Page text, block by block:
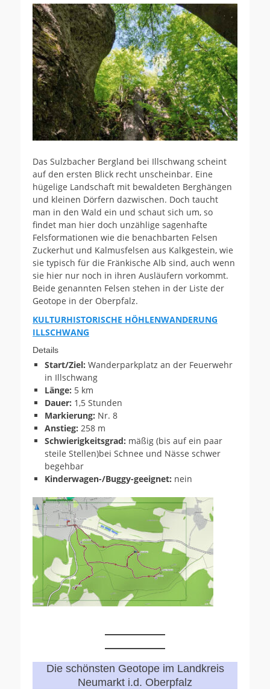
Das Sulzbacher Bergland bei Illschwang scheint
auf den ersten Blick recht unscheinbar. Eine
hügelige Landschaft mit bewaldeten Berghängen
und kleinen Dörfern dazwischen. Doch taucht
man in den Wald ein und schaut sich um, so
findet man hier doch unzählige sagenhafte
Felsformationen wie die benachbarten Felsen
Zuckerhut und Kalmusfelsen aus Kalkgestein, wie
sie typisch für die Fränkische Alb sind, auch wenn
sie hier nur noch in ihren Ausläufern vorkommt.
Beide genannten Felsen stehen in der Liste der
Geotope in der Oberpfalz.
KULTURHISTORISCHE HÖHLENWANDERUNG
ILLSCHWANG
Details
Start/Ziel: Wanderparkplatz an der Feuerwehr
in Illschwang
Länge: 5 km
Dauer: 1,5 Stunden
Markierung: Nr. 8
Anstieg: 258 m
Schwierigkeitsgrad: mäßig (bis auf ein paar
steile Stellen)bei Schnee und Nässe schwer
begehbar
Kinderwagen-/Buggy-geeignet: nein
Die schönsten Geotope im Landkreis
Neumarkt i.d. Oberpfalz